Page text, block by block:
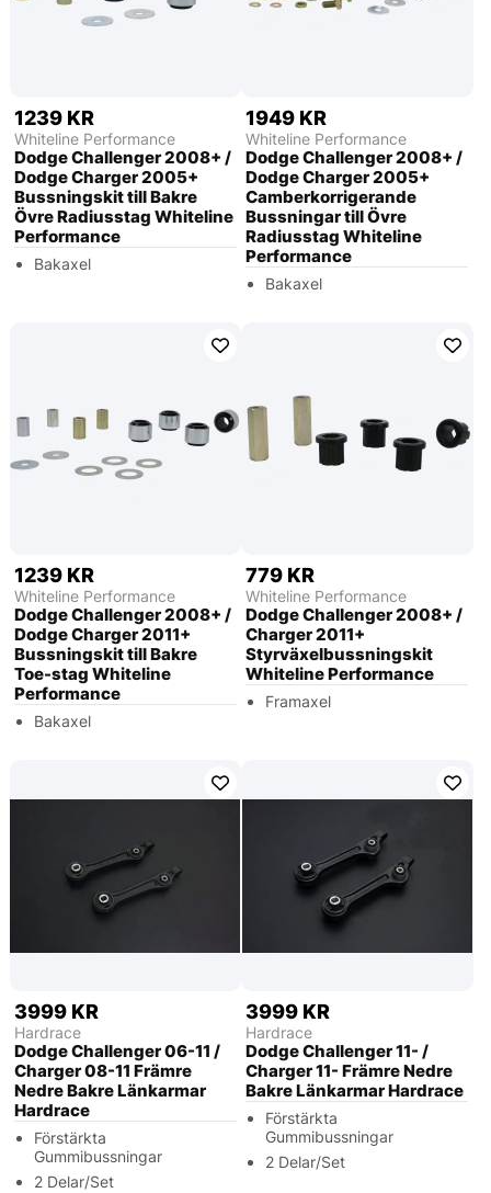
1239 KR
Whiteline Performance
Dodge Challenger 2008+ /
Dodge Charger 2005+
Bussningskit till Bakre
Övre Radiusstag Whiteline
Performance
Bakaxel
1949 KR
Whiteline Performance
Dodge Challenger 2008+ /
Dodge Charger 2005+
Camberkorrigerande
Bussningar till Övre
Radiusstag Whiteline
Performance
Bakaxel
1239 KR
Whiteline Performance
Dodge Challenger 2008+ /
Dodge Charger 2011+
Bussningskit till Bakre
Toe-stag Whiteline
Performance
Bakaxel
779 KR
Whiteline Performance
Dodge Challenger 2008+ /
Charger 2011+
Styrväxelbussningskit
Whiteline Performance
Framaxel
3999 KR
Hardrace
Dodge Challenger 06-11 /
Charger 08-11 Främre
Nedre Bakre Länkarmar
Hardrace
Förstärkta
Gummibussningar
2 Delar/Set
3999 KR
Hardrace
Dodge Challenger 11- /
Charger 11- Främre Nedre
Bakre Länkarmar Hardrace
Förstärkta
Gummibussningar
2 Delar/Set